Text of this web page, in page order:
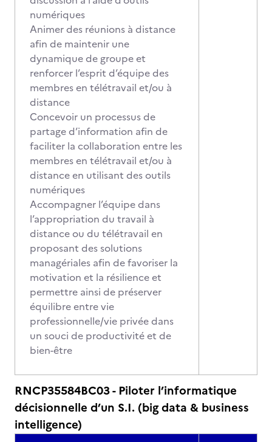
numériques
Animer des réunions à distance
afin de maintenir une
dynamique de groupe et
renforcer l’esprit d’équipe des
membres en télétravail et/ou à
distance
Concevoir un processus de
partage d’information afin de
faciliter la collaboration entre les
membres en télétravail et/ou à
distance en utilisant des outils
numériques
Accompagner l’équipe dans
l’appropriation du travail à
distance ou du télétravail en
proposant des solutions
managériales afin de favoriser la
motivation et la résilience et
permettre ainsi de préserver
équilibre entre vie
professionnelle/vie privée dans
un souci de productivité et de
bien-être
RNCP35584BC03 - Piloter l’informatique
décisionnelle d’un S.I. (big data & business
intelligence)